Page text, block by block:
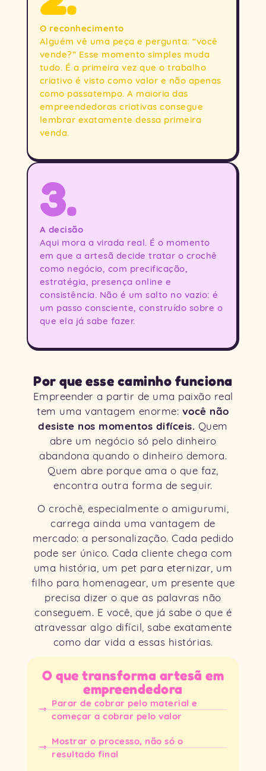
O reconhecimento
Alguém vê uma peça e pergunta: “você
vende?” Esse momento simples muda
tudo. É a primeira vez que o trabalho
criativo é visto como valor e não apenas
como passatempo. A maioria das
empreendedoras criativas consegue
lembrar exatamente dessa primeira
venda.
3.
A decisão
Aqui mora a virada real. É o momento
em que a artesã decide tratar o crochê
como negócio, com precificação,
estratégia, presença online e
consistência. Não é um salto no vazio: é
um passo consciente, construído sobre o
que ela já sabe fazer.
Por que esse caminho funciona
Empreender a partir de uma paixão real
tem uma vantagem enorme: você não
desiste nos momentos difíceis. Quem
abre um negócio só pelo dinheiro
abandona quando o dinheiro demora.
Quem abre porque ama o que faz,
encontra outra forma de seguir.
O crochê, especialmente o amigurumi,
carrega ainda uma vantagem de
mercado: a personalização. Cada pedido
pode ser único. Cada cliente chega com
uma história, um pet para eternizar, um
filho para homenagear, um presente que
precisa dizer o que as palavras não
conseguem. E você, que já sabe o que é
atravessar algo difícil, sabe exatamente
como dar vida a essas histórias.
O que transforma artesã em
empreendedora
Parar de cobrar pelo material e
começar a cobrar pelo valor
Mostrar o processo, não só o
resultado final